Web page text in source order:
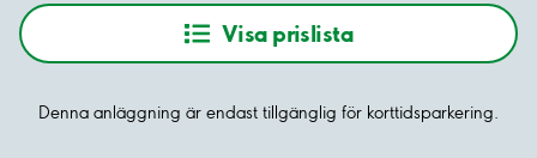
Visa prislista
Denna anläggning är endast tillgänglig för korttidsparkering.